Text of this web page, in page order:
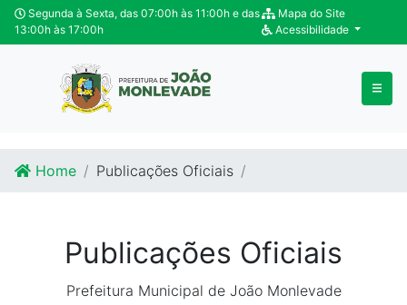
Ir para o conteúdo
Ir para o fim do conteúdo
Segunda à Sexta, das 07:00h às 11:00h e das
13:00h às 17:00h
Mapa do Site
Acessibilidade
Home Publicações Oficiais
Publicações Oficiais
Prefeitura Municipal de João Monlevade